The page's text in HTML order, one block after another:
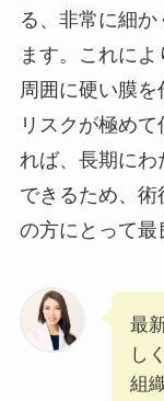
る、非常に細
ます。これに
周囲に硬い膜
リスクが極め
れば、長期に
できるため、
の方にとって最
最
し
組